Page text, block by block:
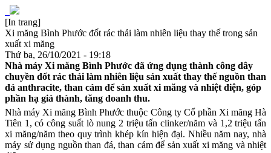
[In trang]
Xi măng Bình Phước đốt rác thải làm nhiên liệu thay thế trong sản
xuất xi măng
Thứ ba, 26/10/2021 - 19:18
Nhà máy Xi măng Bình Phước đã ứng dụng thành công dây
chuyền đốt rác thải làm nhiên liệu sản xuất thay thế nguồn than
đá anthracite, than cám để sản xuất xi măng và nhiệt điện, góp
phần hạ giá thành, tăng doanh thu.
Nhà máy Xi măng Bình Phước thuộc Công ty Cổ phần Xi măng Hà
Tiên 1, có công suất lò nung 2 triệu tấn clinker/năm và 1,2 triệu tấn
xi măng/năm theo quy trình khép kín hiện đại. Nhiều năm nay, nhà
máy sử dụng nguồn than đá, than cám để sản xuất xi măng và nhiệt